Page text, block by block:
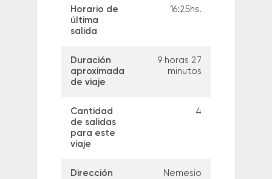
Horario de
última
salida
16:25hs.
Duración
aproximada
de viaje
9 horas 27
minutos
Cantidad
de salidas
para este
viaje
4
Dirección
Nemesio